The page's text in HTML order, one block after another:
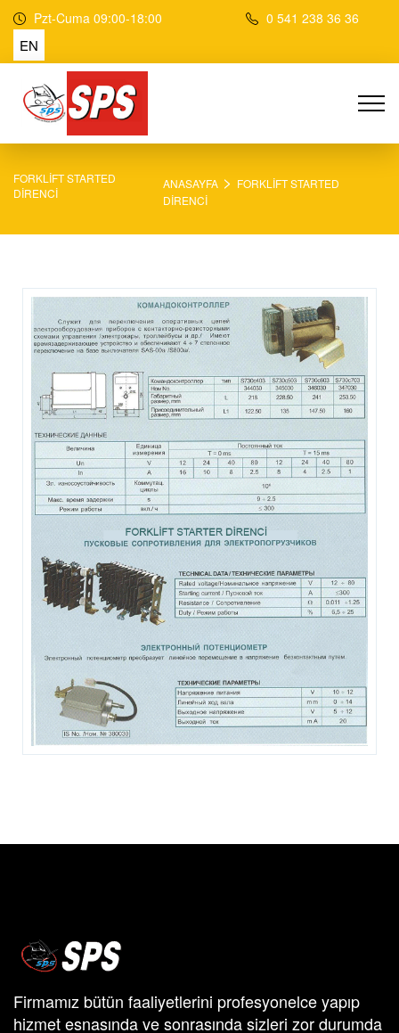
Pzt-Cuma 09:00-18:00 0 541 238 36 36
EN
FORKLİFT STARTED
DİRENCİ
ANASAYFA> FORKLİFT STARTED
DİRENCİ
Firmamız bütün faaliyetlerini profesyonelce yapıp
hizmet esnasında ve sonrasında sizleri zor durumda